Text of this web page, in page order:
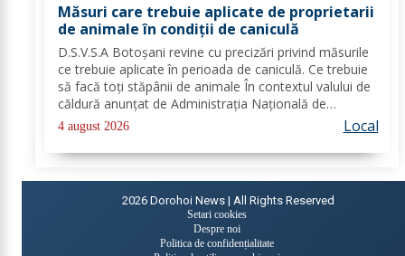
Măsuri care trebuie aplicate de proprietarii
de animale în condiții de caniculă
D.S.V.S.A Botoșani revine cu precizări privind măsurile
ce trebuie aplicate în perioada de caniculă. Ce trebuie
să facă toți stăpânii de animale În contextul valului de
căldură anunțat de Administrația Națională de
Meteorologie, Direcția Sanitară Veterinară și pentru
Siguranța Alimentelor Botoșani...
4 august 2026 Local
2026 Dorohoi News | All Rights Reserved
Setari cookies
Despre noi
Politica de confidențialitate